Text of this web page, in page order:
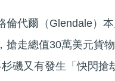
倫代爾（Glendale）
搶走總值30萬美元貨
磯又有發生「快閃